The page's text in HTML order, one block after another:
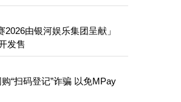
2026由银河娱乐集团呈献」
发售
“扫码登记”诈骗 以免MPay